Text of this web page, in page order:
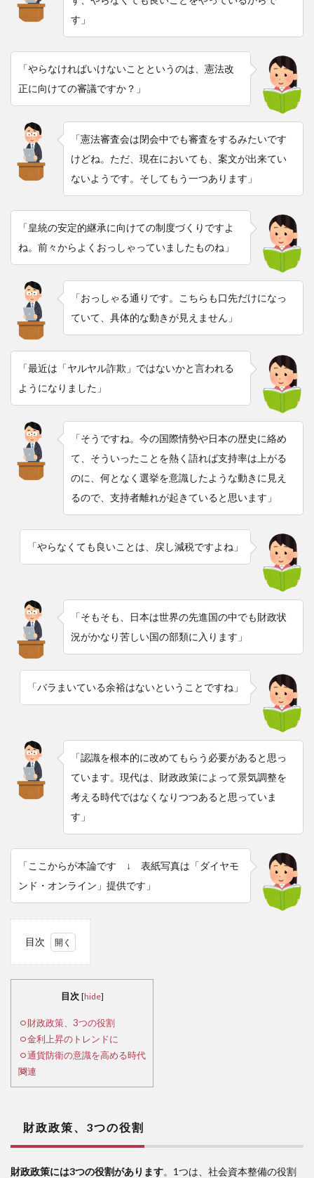
す」
「やらなければいけないことというのは、憲法改
正に向けての審議ですか？」
「憲法審査会は閉会中でも審査をするみたいです
けどね。ただ、現在においても、案文が出来てい
ないようです。そしてもう一つあります」
「皇統の安定的継承に向けての制度づくりですよ
ね。前々からよくおっしゃっていましたものね」
「おっしゃる通りです。こちらも口先だけになっ
ていて、具体的な動きが見えません」
「最近は「ヤルヤル詐欺」ではないかと言われる
ようになりました」
「そうですね。今の国際情勢や日本の歴史に絡め
て、そういったことを熱く語れば支持率は上がる
のに、何となく選挙を意識したような動きに見え
るので、支持者離れが起きていると思います」
「やらなくても良いことは、戻し減税ですよね」
「そもそも、日本は世界の先進国の中でも財政状
況がかなり苦しい国の部類に入ります」
「バラまいている余裕はないということですね」
「認識を根本的に改めてもらう必要があると思っ
ています。現代は、財政政策によって景気調整を
考える時代ではなくなりつつあると思っていま
す」
「ここからが本論です ↓ 表紙写真は「ダイヤモ
ンド・オンライン」提供です」
目次
3つ
の役
割
2
金
昇の
トレ
ンド
に
目次 [hide]
財政政策、3つの役割
金利上昇のトレンドに
通貨防衛の意識を高める時代
関連
財政政策、3つの役割
財政政策には3つの役割があります。1つは、社会資本整備の役割